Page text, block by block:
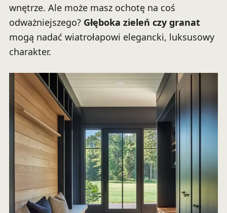
wnętrze. Ale może masz ochotę na coś
odważniejszego?Głęboka zieleń czy granat
mogą nadać wiatrołapowi elegancki, luksusowy
charakter.